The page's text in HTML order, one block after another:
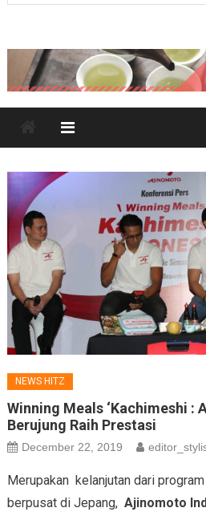
NEWS HITZ
Winning Meals ‘Kachimeshi :
Berujung Raih Prestasi
December 22, 2019
Merupakan kelanjutan dari
berpusat di Jepang, Ajinomoto